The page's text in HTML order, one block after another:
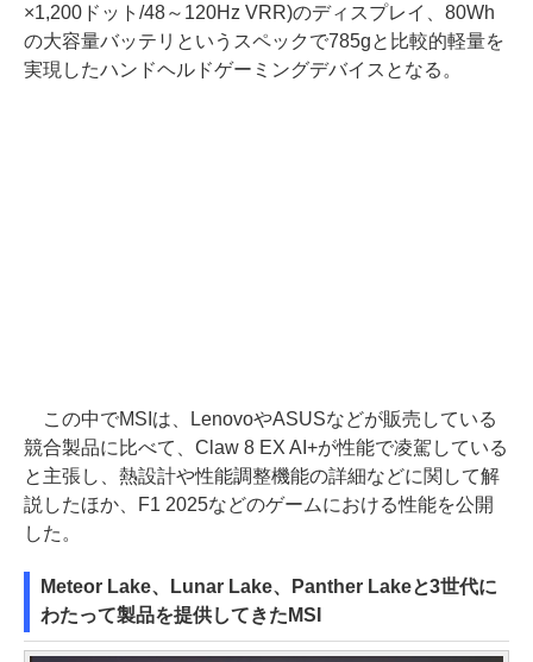
×1,200ドット/48～120Hz VRR)のディスプレイ、80Wh
の大容量バッテリというスペックで785gと比較的軽量を
実現したハンドヘルドゲーミングデバイスとなる。
この中でMSIは、LenovoやASUSなどが販売している
競合製品に比べて、Claw 8 EX AI+が性能で凌駕している
と主張し、熱設計や性能調整機能の詳細などに関して解
説したほか、F1 2025などのゲームにおける性能を公開
した。
Meteor Lake、Lunar Lake、Panther Lakeと3世代に
わたって製品を提供してきたMSI